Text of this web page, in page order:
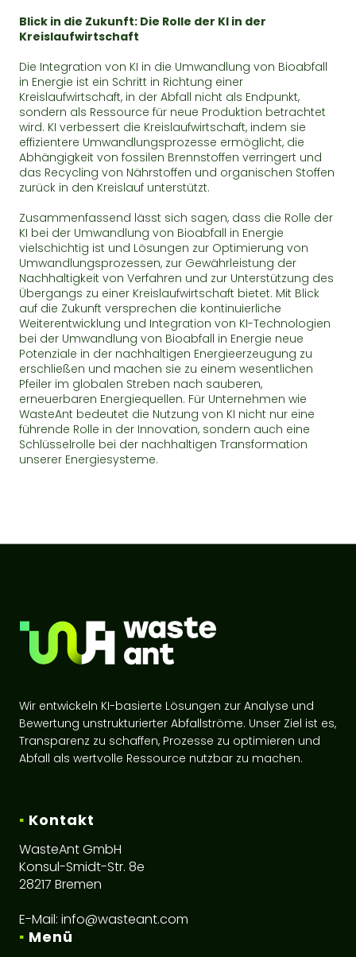
Blick in die Zukunft: Die Rolle der KI in der
Kreislaufwirtschaft
Die Integration von KI in die Umwandlung von Bioabfall
in Energie ist ein Schritt in Richtung einer
Kreislaufwirtschaft, in der Abfall nicht als Endpunkt,
sondern als Ressource für neue Produktion betrachtet
wird. KI verbessert die Kreislaufwirtschaft, indem sie
effizientere Umwandlungsprozesse ermöglicht, die
Abhängigkeit von fossilen Brennstoffen verringert und
das Recycling von Nährstoffen und organischen Stoffen
zurück in den Kreislauf unterstützt.
Zusammenfassend lässt sich sagen, dass die Rolle der
KI bei der Umwandlung von Bioabfall in Energie
vielschichtig ist und Lösungen zur Optimierung von
Umwandlungsprozessen, zur Gewährleistung der
Nachhaltigkeit von Verfahren und zur Unterstützung des
Übergangs zu einer Kreislaufwirtschaft bietet. Mit Blick
auf die Zukunft versprechen die kontinuierliche
Weiterentwicklung und Integration von KI-Technologien
bei der Umwandlung von Bioabfall in Energie neue
Potenziale in der nachhaltigen Energieerzeugung zu
erschließen und machen sie zu einem wesentlichen
Pfeiler im globalen Streben nach sauberen,
erneuerbaren Energiequellen. Für Unternehmen wie
WasteAnt bedeutet die Nutzung von KI nicht nur eine
führende Rolle in der Innovation, sondern auch eine
Schlüsselrolle bei der nachhaltigen Transformation
unserer Energiesysteme.
Wir entwickeln KI-basierte Lösungen zur Analyse und
Bewertung unstrukturierter Abfallströme. Unser Ziel ist es,
Transparenz zu schaffen, Prozesse zu optimieren und
Abfall als wertvolle Ressource nutzbar zu machen.
▪ Kontakt
WasteAnt GmbH
Konsul-Smidt-Str. 8e
28217 Bremen
E-Mail: info@wasteant.com
▪ Menü